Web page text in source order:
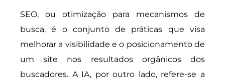
SEO, ou otimização para mecanismos de
busca, é o conjunto de práticas que visa
melhorar a visibilidade e o posicionamento de
um site nos resultados orgânicos dos
buscadores. A IA, por outro lado, refere-se a